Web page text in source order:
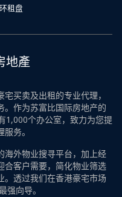
租盘
地產
买卖及出租的专业代理，
。作为苏富比国际房地产的
1,000个办公室，致力为您提
务。
海外物业搜寻平台，加上经
合客户需要，简化物业筛选
。透过我们在香港豪宅市场
强向导。